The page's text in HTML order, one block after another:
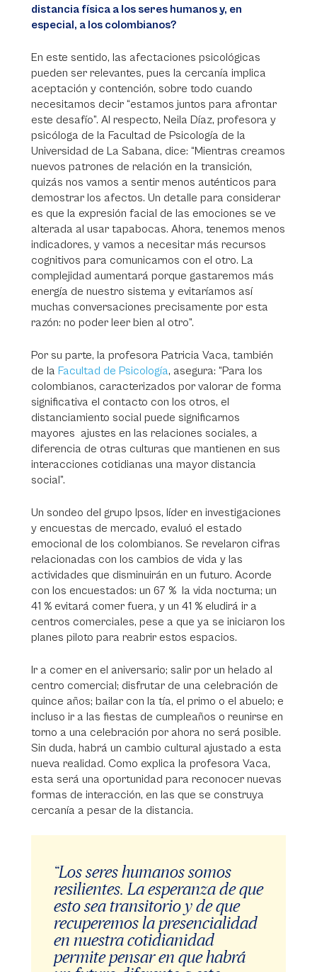
distancia física a los seres humanos y, en
especial, a los colombianos?
En este sentido, las afectaciones psicológicas
pueden ser relevantes, pues la cercanía implica
aceptación y contención, sobre todo cuando
necesitamos decir “estamos juntos para afrontar
este desafío”. Al respecto, Neila Díaz, profesora y
psicóloga de la Facultad de Psicología de la
Universidad de La Sabana, dice: “Mientras creamos
nuevos patrones de relación en la transición,
quizás nos vamos a sentir menos auténticos para
demostrar los afectos. Un detalle para considerar
es que la expresión facial de las emociones se ve
alterada al usar tapabocas. Ahora, tenemos menos
indicadores, y vamos a necesitar más recursos
cognitivos para comunicarnos con el otro. La
complejidad aumentará porque gastaremos más
energía de nuestro sistema y evitaríamos así
muchas conversaciones precisamente por esta
razón: no poder leer bien al otro”.
Por su parte, la profesora Patricia Vaca, también
de la Facultad de Psicología, asegura: “Para los
colombianos, caracterizados por valorar de forma
significativa el contacto con los otros, el
distanciamiento social puede significarnos
mayores ajustes en las relaciones sociales, a
diferencia de otras culturas que mantienen en sus
interacciones cotidianas una mayor distancia
social”.
Un sondeo del grupo Ipsos, líder en investigaciones
y encuestas de mercado, evaluó el estado
emocional de los colombianos. Se revelaron cifras
relacionadas con los cambios de vida y las
actividades que disminuirán en un futuro. Acorde
con los encuestados: un 67 % la vida nocturna; un
41 % evitará comer fuera, y un 41 % eludirá ir a
centros comerciales, pese a que ya se iniciaron los
planes piloto para reabrir estos espacios.
Ir a comer en el aniversario; salir por un helado al
centro comercial; disfrutar de una celebración de
quince años; bailar con la tía, el primo o el abuelo; e
incluso ir a las fiestas de cumpleaños o reunirse en
torno a una celebración por ahora no será posible.
Sin duda, habrá un cambio cultural ajustado a esta
nueva realidad. Como explica la profesora Vaca,
esta será una oportunidad para reconocer nuevas
formas de interacción, en las que se construya
cercanía a pesar de la distancia.
“Los seres humanos somos
resilientes. La esperanza de que
esto sea transitorio y de que
recuperemos la presencialidad
en nuestra cotidianidad
permite pensar en que habrá